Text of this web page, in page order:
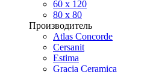
60 x 120
80 x 80
Производитель
Atlas Concorde
Cersanit
Estima
Gracia Ceramica